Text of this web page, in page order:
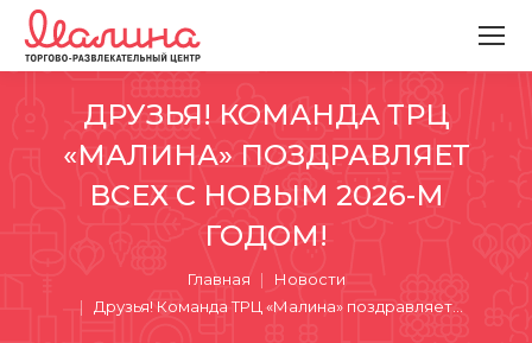
ДРУЗЬЯ! КОМАНДА ТРЦ
«МАЛИНА» ПОЗДРАВЛЯЕТ
ВСЕХ С НОВЫМ 2026-М
ГОДОМ!
Главная
Новости
Друзья! Команда ТРЦ «Малина» поздравляет…